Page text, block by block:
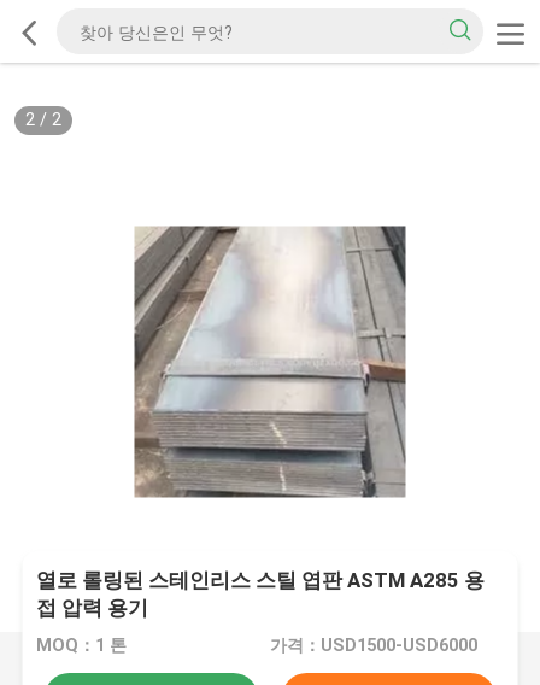
2/ 2
열로 롤링된 스테인리스 스틸 엽판 ASTM A285 용
접 압력 용기
MOQ：1 톤 가격：USD1500-USD6000